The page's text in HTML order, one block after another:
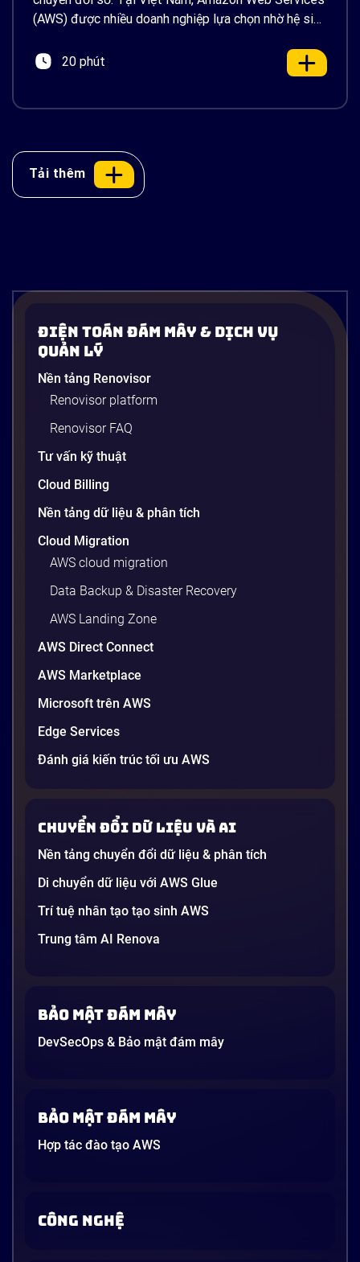
(AWS) được nhiều doanh nghiệp lựa chọn nhờ hệ sinh
20 phút
Tải thêm
Điện Toán Đám Mây & Dịch Vụ
Quản Lý
Nền tảng Renovisor
Renovisor platform
Renovisor FAQ
Tư vấn kỹ thuật
Cloud Billing
Nền tảng dữ liệu & phân tích
Cloud Migration
AWS cloud migration
Data Backup & Disaster Recovery
AWS Landing Zone
AWS Direct Connect
AWS Marketplace
Microsoft trên AWS
Edge Services
Đánh giá kiến trúc tối ưu AWS
Chuyển đổi dữ liệu và AI
Nền tảng chuyển đổi dữ liệu & phân tích
Di chuyển dữ liệu với AWS Glue
Trí tuệ nhân tạo tạo sinh AWS
Trung tâm AI Renova
Bảo mật đám mây
DevSecOps & Bảo mật đám mây
Bảo mật đám mây
Hợp tác đào tạo AWS
CÔNG NGHỆ